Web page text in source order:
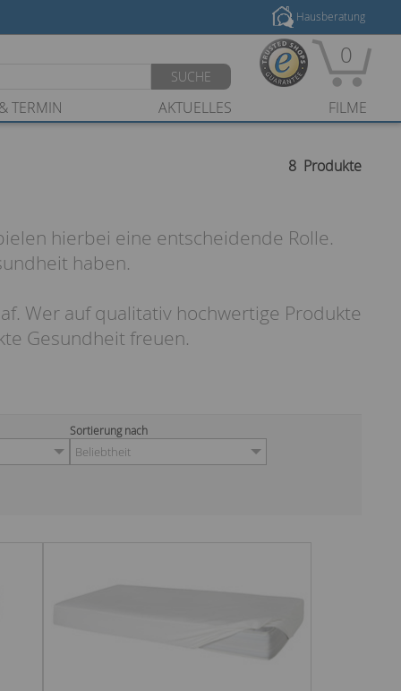
Hausberatung
SUCHE
0
TERMIN AKTUELLES FILME
8 Produkte
hierbei eine entscheidende Rolle.
haben.
Wer auf qualitativ hochwertige Produkte
Gesundheit freuen.
Sortierung nach
Beliebtheit